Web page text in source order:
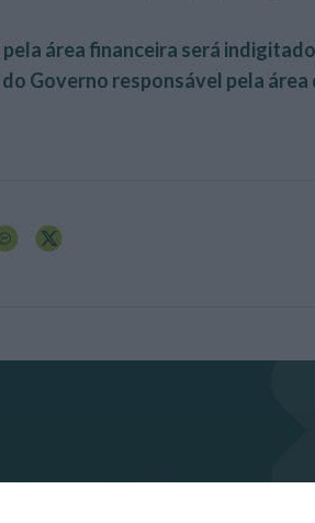
área financeira será
Governo responsável pela área
ECO Premium